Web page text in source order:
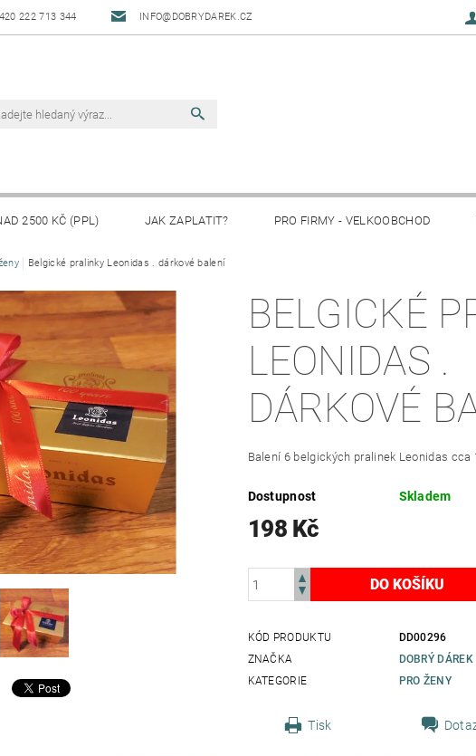
222 713 344 INFO@DOBRYDAREK.CZ
2500 KČ (PPL) JAK ZAPLATIT? PRO FIRMY - VELKOOBCHOD
Belgické pralinky Leonidas . dárkové balení
BELGICKÉ
LEONIDAS .
DÁRKOVÉ
Balení 6 belgických pralinek Leonidas cca
Dostupnost Skladem
198 Kč
KÓD PRODUKTU
DD00296
ZNAČKA
DOBRÝ DÁREK
KATEGORIE
PRO ŽENY
Tisk